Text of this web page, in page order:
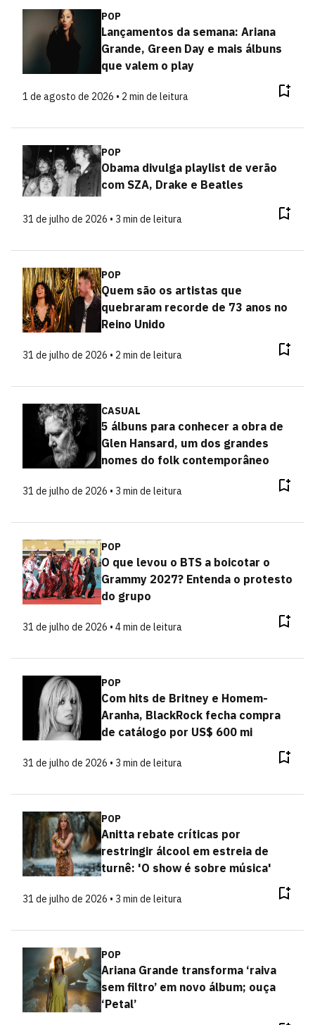
POP
Lançamentos da semana: Ariana
Grande, Green Day e mais álbuns
que valem o play
1 de agosto de 2026 • 2 min de leitura
POP
Obama divulga playlist de verão
com SZA, Drake e Beatles
31 de julho de 2026 • 3 min de leitura
POP
Quem são os artistas que
quebraram recorde de 73 anos no
Reino Unido
31 de julho de 2026 • 2 min de leitura
CASUAL
5 álbuns para conhecer a obra de
Glen Hansard, um dos grandes
nomes do folk contemporâneo
31 de julho de 2026 • 3 min de leitura
POP
O que levou o BTS a boicotar o
Grammy 2027? Entenda o protesto
do grupo
31 de julho de 2026 • 4 min de leitura
POP
Com hits de Britney e Homem-
Aranha, BlackRock fecha compra
de catálogo por US$ 600 mi
31 de julho de 2026 • 3 min de leitura
POP
Anitta rebate críticas por
restringir álcool em estreia de
turnê: 'O show é sobre música'
31 de julho de 2026 • 3 min de leitura
POP
Ariana Grande transforma ‘raiva
sem filtro’ em novo álbum; ouça
‘Petal’